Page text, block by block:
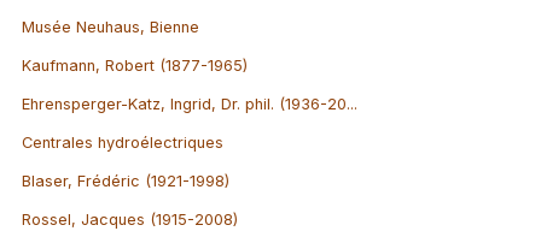
Musée Neuhaus, Bienne
Kaufmann, Robert (1877-1965)
Ehrensperger-Katz, Ingrid, Dr. phil. (1936-20...
Centrales hydroélectriques
Blaser, Frédéric (1921-1998)
Rossel, Jacques (1915-2008)